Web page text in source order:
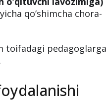
uchun
yil 19-fevraldagi 69-
qo‘shimcha chora-